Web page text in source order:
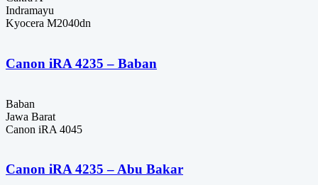
Indramayu
Kyocera M2040dn
Canon iRA 4235 – Baban
Baban
Jawa Barat
Canon iRA 4045
Canon iRA 4235 – Abu Bakar